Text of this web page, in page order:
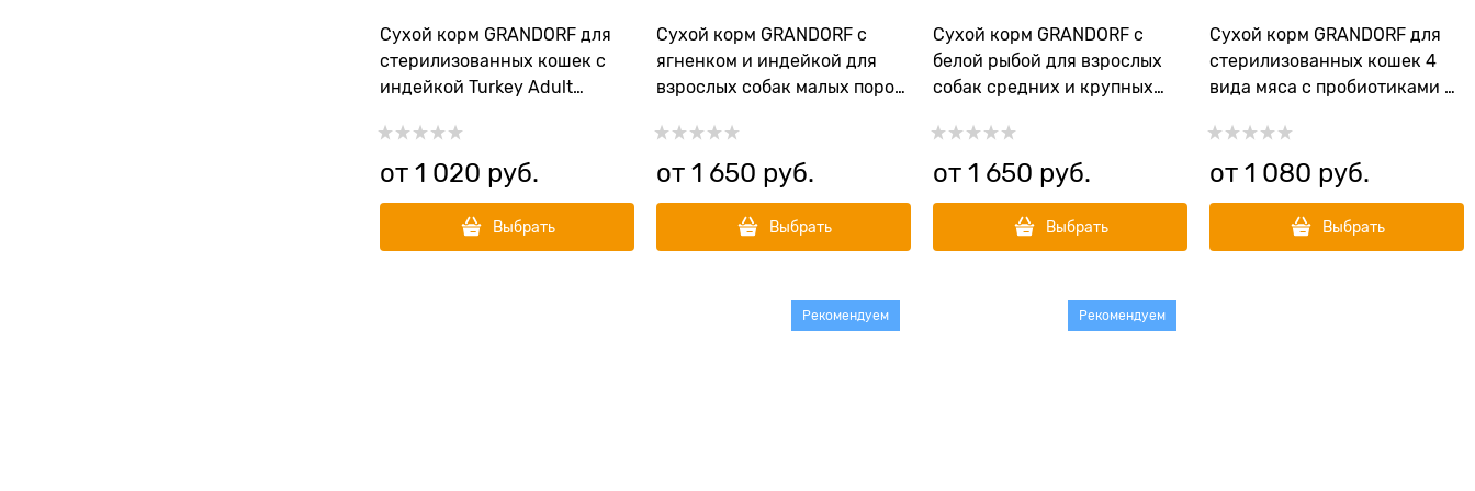
Сухой корм GRANDORF для
стерилизованных кошек с
индейкой Turkey Adult
от 1 020 руб.
Выбрать
Сухой корм GRANDORF с
ягненком и индейкой для
взрослых собак малых пород
от 1 650 руб.
Выбрать
Сухой корм GRANDORF с
белой рыбой для взрослых
собак средних и крупных
Fish)
от 1 650 руб.
Выбрать
Сухой корм GRANDORF для
стерилизованных кошек 4
вида мяса с пробиотиками 4
от 1 080 руб.
Выбрать
Рекомендуем Рекомендуем